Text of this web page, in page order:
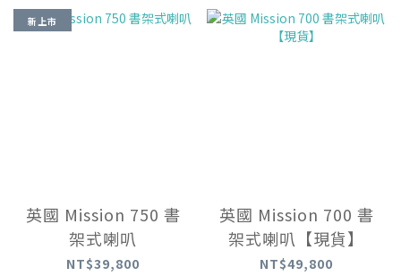
新上市
英國 Mission 750 書
架式喇叭
NT$39,800
英國 Mission 700 書
架式喇叭【現貨】
NT$49,800